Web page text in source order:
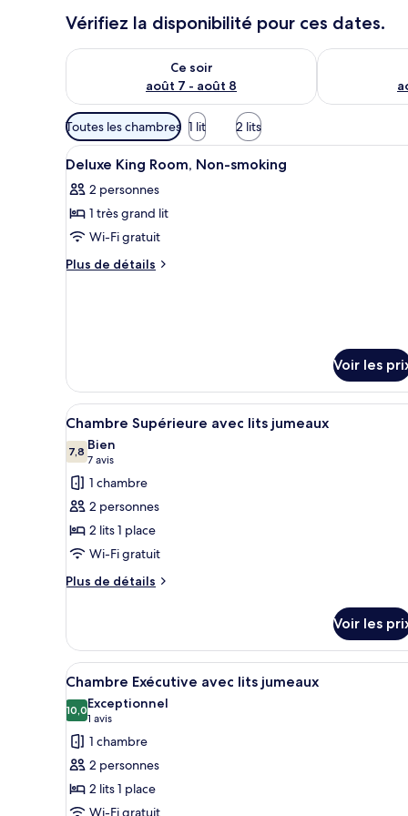
Vérifiez la disponibilité pour ces dates.
Ce soir
août 7 - août 8
Vérifier la disponibilité pour ce soir août 7 - août 8
Vérifier la
Filtres
disponibles
pour
chambres
Toutes les chambres 1 lit 2 lits
Afficher
toutes
les
photos
pour
ce
Room,
Non-
smoking
Une chambre d’hôtel avec
1
Deluxe King Room, Non-smoking
2 personnes
1 très grand lit
Wi-Fi gratuit
Plus de détails
Plus
chambre
Deluxe
King
Room,
Non-
smoking
Voir les
Afficher
toutes
les
photos
pour
ce
type
de
chambre :
avec
lits
jumeaux
Une chambre d’hôtel
5
Chambre Supérieure avec lits jumeaux
7,87,8 sur 10
Bien
7 avis
(7 avis)
1 chambre
2 personnes
2 lits 1 place
Wi-Fi gratuit
Plus de détails
Plus
le
type
de
chambre
Chambre
Supérieure
avec
lits
jumeaux
Voir les
Afficher
toutes
les
photos
pour
ce
type
Une chambre d’hôtel
5
Chambre Exécutive avec lits jumeaux
10,010,0 sur 10
Exceptionnel
1 avis
(1 avis)
1 chambre
2 personnes
2 lits 1 place
Wi-Fi gratuit